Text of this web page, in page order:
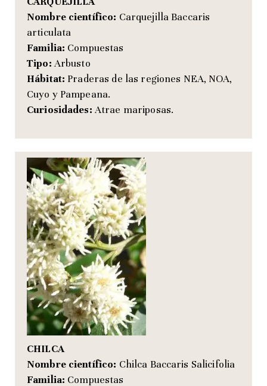
Nombre científico: Carquejilla Baccaris
articulata
Familia: Compuestas
Tipo:Arbusto
Hábitat: Praderas de las regiones NEA, NOA,
Cuyo y Pampeana.
Curiosidades:Atrae mariposas.
CHILCA
Nombre científico: Chilca Baccaris Salicifolia
Familia: Compuestas